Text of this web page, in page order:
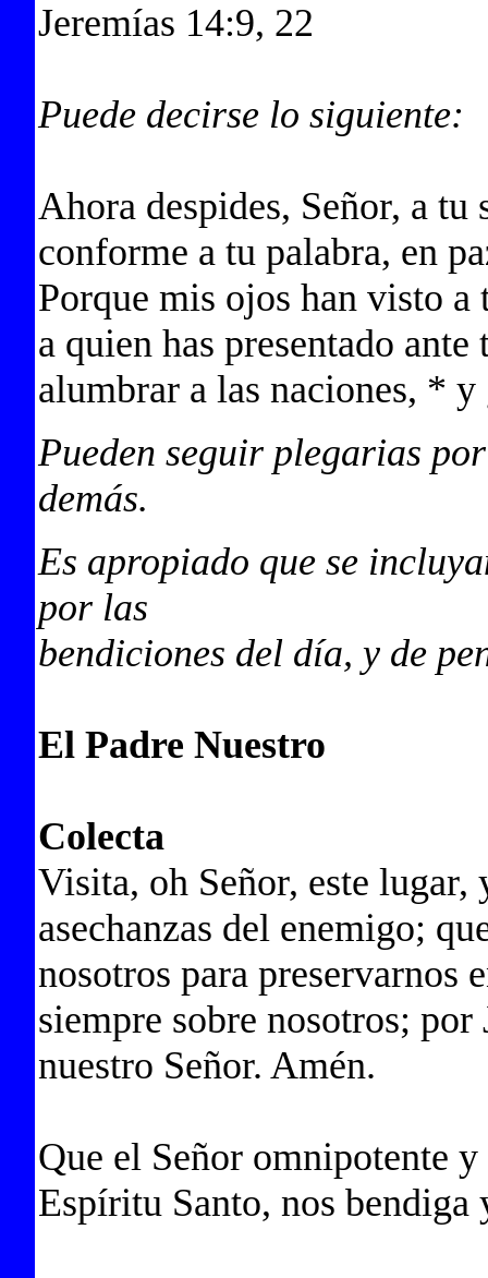
Jeremías 14:9, 22
Puede decirse lo siguiente:
Ahora despides, Señor, a tu
conforme a tu palabra, en
Porque mis ojos han visto
a quien has presentado
alumbrar a las naciones, *
Pueden seguir plegarias
demás.
Es apropiado que se
por las
bendiciones del día, y de
El Padre Nuestro
Colecta
Visita, oh Señor, este lugar,
asechanzas del enemigo;
nosotros para preservarnos
siempre sobre nosotros; por
nuestro Señor. Amén.
Que el Señor omnipotente
Espíritu Santo, nos bendiga